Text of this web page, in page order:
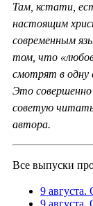
Там, кстати,
настоящим
современным
том, что
смотрят в одну
Это совершенно
советую читать
автора.
Все выпуски
9
9 августа.